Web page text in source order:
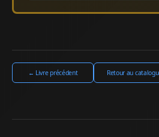
← Livre précédent Retour au